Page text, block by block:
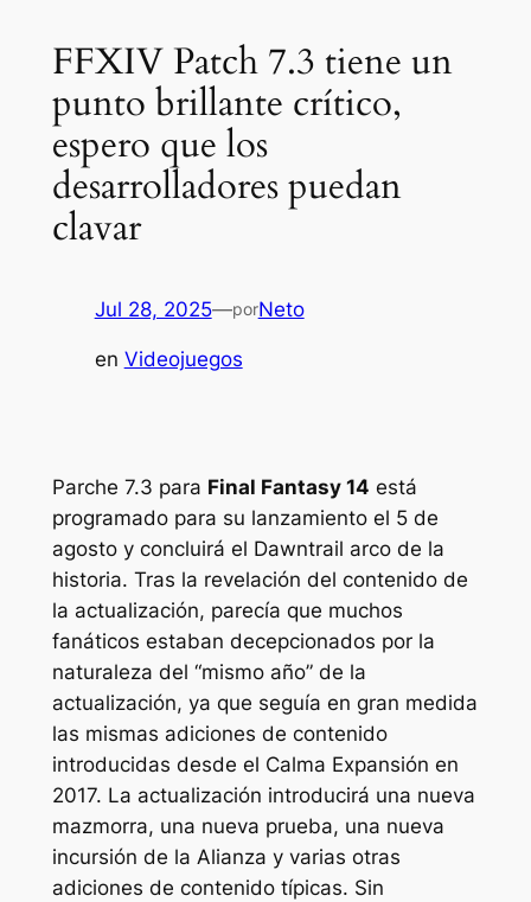
FFXIV Patch 7.3 tiene un
punto brillante crítico,
espero que los
desarrolladores puedan
clavar
Jul 28, 2025—porNeto
en Videojuegos
Parche 7.3 para Final Fantasy 14 está
programado para su lanzamiento el 5 de
agosto y concluirá el Dawntrail arco de la
historia. Tras la revelación del contenido de
la actualización, parecía que muchos
fanáticos estaban decepcionados por la
naturaleza del “mismo año” de la
actualización, ya que seguía en gran medida
las mismas adiciones de contenido
introducidas desde el Calma Expansión en
2017. La actualización introducirá una nueva
mazmorra, una nueva prueba, una nueva
incursión de la Alianza y varias otras
adiciones de contenido típicas. Sin